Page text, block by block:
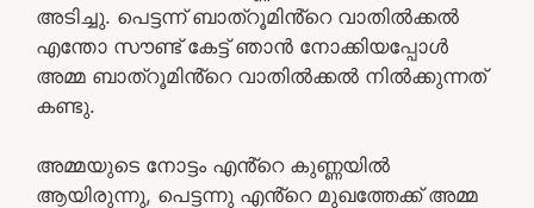
അടിച്ചു. പെട്ടന്ന് ബാത്‌റൂമിൻ്റെ വാതിൽക്കൽ
എന്തോ സൗണ്ട് കേട്ട് ഞാൻ നോക്കിയപ്പോൾ
അമ്മ ബാത്‌റൂമിൻ്റെ വാതിൽക്കൽ നിൽക്കുന്നത്
കണ്ടു.
അമ്മയുടെ നോട്ടം എൻ്റെ കുണ്ണയിൽ
ആയിരുന്നു, പെട്ടന്നു എൻ്റെ മുഖത്തേക്ക് അമ്മ